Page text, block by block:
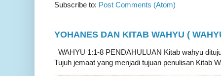
Subscribe to: Post Comments (Atom)
YOHANES DAN KITAB WAHYU (
WAHYU 1:1-8 PENDAHULUAN Kitab wahyu
Tujuh jemaat yang menjadi tujuan penulisan Kitab